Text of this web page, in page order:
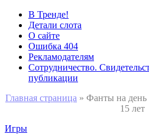
В Тренде!
Детали слота
О сайте
Ошибка 404
Рекламодателям
Сотрудничество.
публикации
Главная страница » Фанты на день
15 лет
Игры